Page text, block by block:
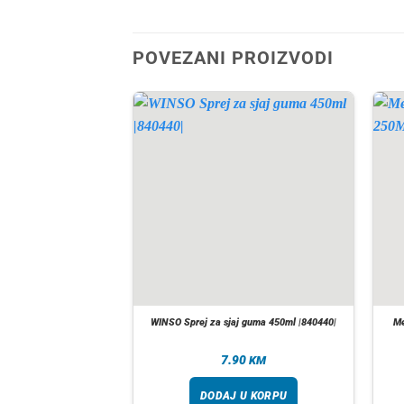
POVEZANI PROIZVODI
WINSO Sprej za sjaj guma 450ml |840440|
7.90 KM
DODAJ U KORPU